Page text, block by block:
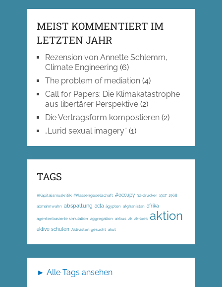
MEIST KOMMENTIERT IM
LETZTEN JAHR
Rezension von Annette Schlemm,
Climate Engineering (6)
The problem of mediation(4)
Call for Papers: Die Klimakatastrophe
aus libertärer Perspektive(2)
Die Vertragsform kompostieren(2)
„Lurid sexual imagery“ (1)
TAGS
#Kapitalismuskritik; #Klassengesellschaft #occupy 3d-drucker 1917 1968
abmahnwahn abspaltung acta ägypten afghanistan afrika
agentenbasierte simulation aggregation airbus ak ak-loek aktion
aktive schulen Aktivisten gesucht akut
► Alle Tags ansehen